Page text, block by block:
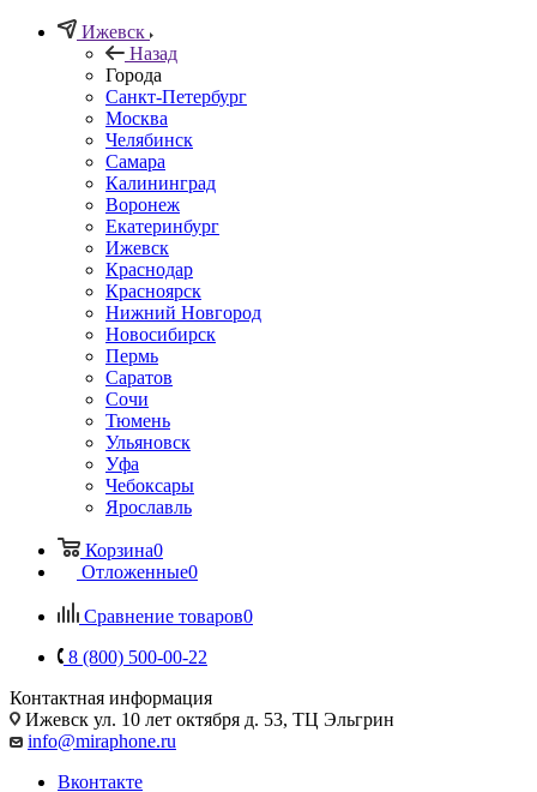
Ижевск
Назад
Города
Санкт-Петербург
Москва
Челябинск
Самара
Калининград
Воронеж
Екатеринбург
Ижевск
Краснодар
Красноярск
Нижний Новгород
Новосибирск
Пермь
Саратов
Сочи
Тюмень
Ульяновск
Уфа
Чебоксары
Ярославль
Корзина0
Отложенные0
Сравнение товаров0
8 (800) 500-00-22
Контактная информация
Ижевск ул. 10 лет октября д. 53, ТЦ Эльгрин
info@miraphone.ru
Вконтакте